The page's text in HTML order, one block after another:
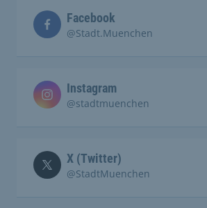
Facebook
@Stadt.Muenchen
Instagram
@stadtmuenchen
X (Twitter)
@StadtMuenchen